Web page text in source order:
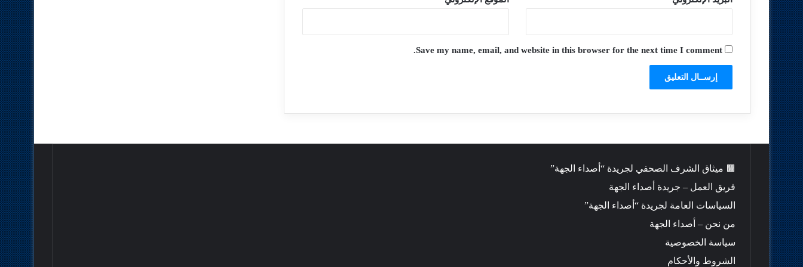
Save my name, email, and website in this browser for the next time I comment.
🟫 ميثاق الشرف الصحفي لجريدة “أصداء الجهة”
فريق العمل – جريدة أصداء الجهة
السياسات العامة لجريدة “أصداء الجهة”
من نحن – أصداء الجهة
سياسة الخصوصية
الشروط والأحكام